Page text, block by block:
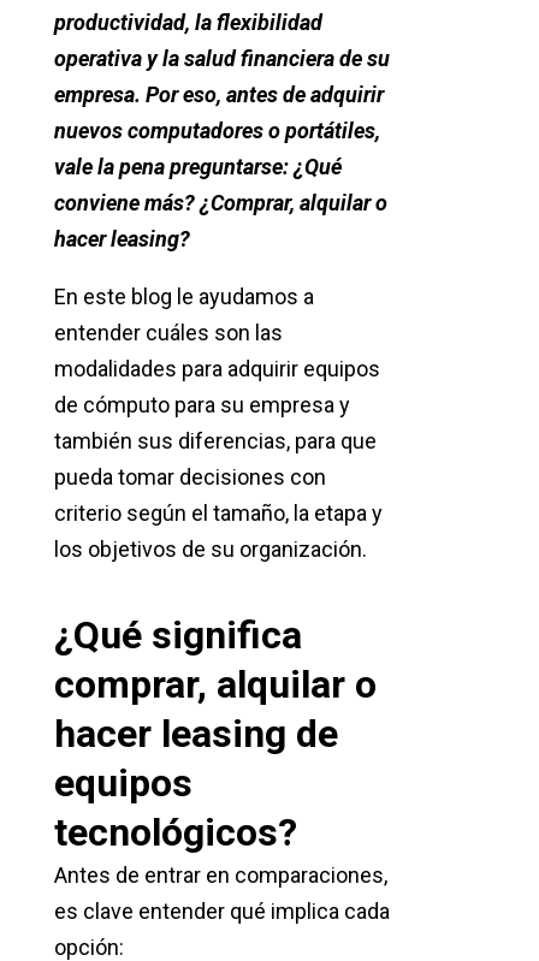
productividad, la flexibilidad
operativa y la salud financiera de su
empresa. Por eso, antes de adquirir
nuevos computadores o portátiles,
vale la pena preguntarse: ¿Qué
conviene más? ¿Comprar, alquilar o
hacer leasing?
En este blog le ayudamos a
entender cuáles son las
modalidades para adquirir equipos
de cómputo para su empresa y
también sus diferencias, para que
pueda tomar decisiones con
criterio según el tamaño, la etapa y
los objetivos de su organización.
¿Qué significa
comprar, alquilar o
hacer leasing de
equipos
tecnológicos?
Antes de entrar en comparaciones,
es clave entender qué implica cada
opción: